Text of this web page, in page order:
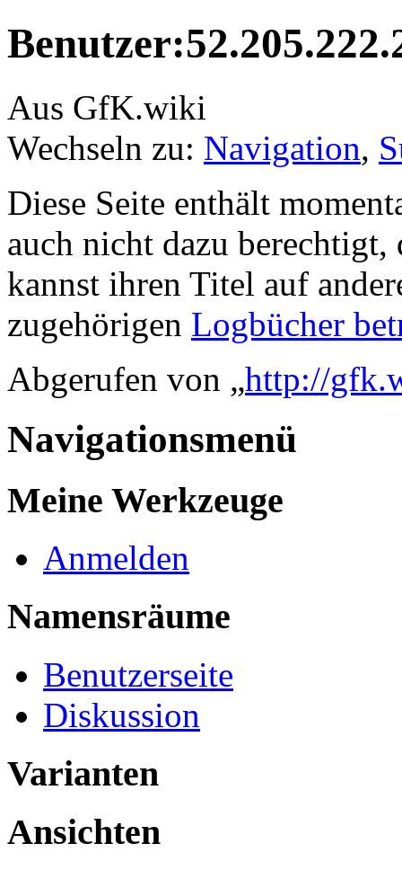
Aus GfK.wiki
Wechseln zu: Navigation,
Diese Seite enthält
auch nicht dazu berechtigt,
kannst ihren Titel auf
zugehörigen Logbücher
Abgerufen von „http://
Navigationsmenü
Meine Werkzeuge
Anmelden
Namensräume
Benutzerseite
Diskussion
Varianten
Ansichten